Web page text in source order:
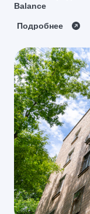
Balance
Подробнее